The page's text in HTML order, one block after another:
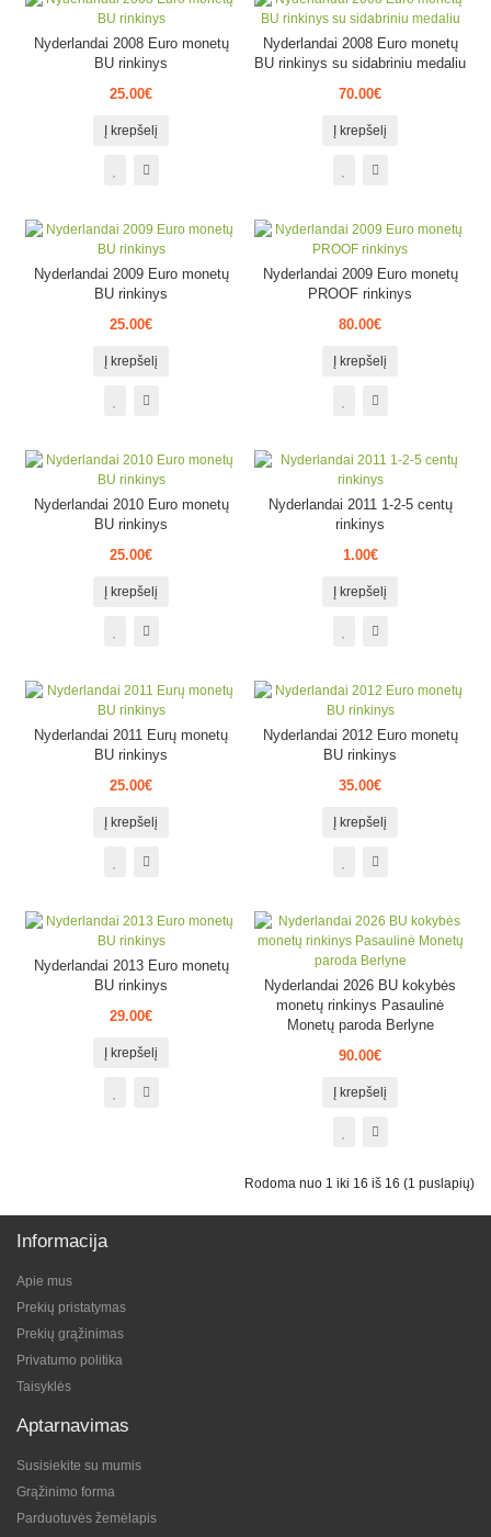
Nyderlandai 2008 Euro monetų
BU rinkinys
25.00€
Į krepšelį
Nyderlandai 2008 Euro monetų
BU rinkinys su sidabriniu medaliu
70.00€
Į krepšelį
Nyderlandai 2009 Euro monetų
BU rinkinys
25.00€
Į krepšelį
Nyderlandai 2009 Euro monetų
PROOF rinkinys
80.00€
Į krepšelį
Nyderlandai 2010 Euro monetų
BU rinkinys
25.00€
Į krepšelį
Nyderlandai 2011 1-2-5 centų
rinkinys
1.00€
Į krepšelį
Nyderlandai 2011 Eurų monetų
BU rinkinys
25.00€
Į krepšelį
Nyderlandai 2012 Euro monetų
BU rinkinys
35.00€
Į krepšelį
Nyderlandai 2013 Euro monetų
BU rinkinys
29.00€
Į krepšelį
Nyderlandai 2026 BU kokybės
monetų rinkinys Pasaulinė
Monetų paroda Berlyne
90.00€
Į krepšelį
Rodoma nuo 1 iki 16 iš 16 (1 puslapių)
Informacija
Apie mus
Prekių pristatymas
Prekių grąžinimas
Privatumo politika
Taisyklės
Aptarnavimas
Susisiekite su mumis
Grąžinimo forma
Parduotuvės žemėlapis